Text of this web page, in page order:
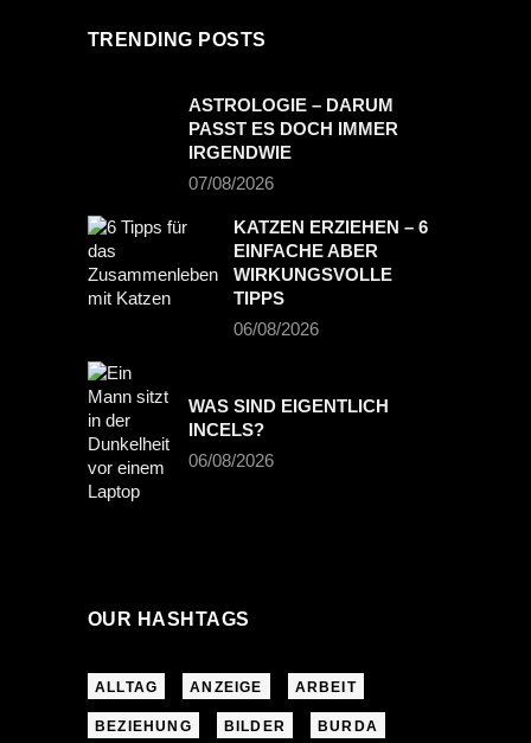
TRENDING POSTS
ASTROLOGIE – DARUM
PASST ES DOCH IMMER
IRGENDWIE
07/08/2026
KATZEN ERZIEHEN – 6
EINFACHE ABER
WIRKUNGSVOLLE
TIPPS
06/08/2026
WAS SIND EIGENTLICH
INCELS?
06/08/2026
OUR HASHTAGS
ALLTAG ANZEIGE ARBEIT
BEZIEHUNG BILDER BURDA